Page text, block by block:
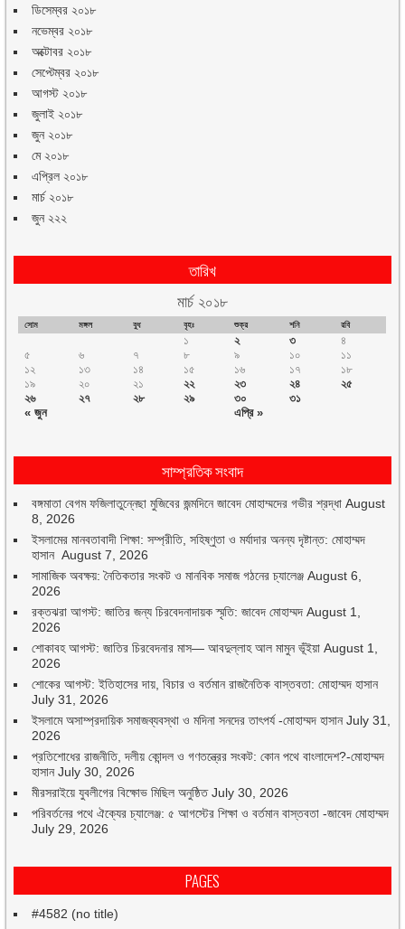
ডিসেম্বর ২০১৮
নভেম্বর ২০১৮
অক্টোবর ২০১৮
সেপ্টেম্বর ২০১৮
আগস্ট ২০১৮
জুলাই ২০১৮
জুন ২০১৮
মে ২০১৮
এপ্রিল ২০১৮
মার্চ ২০১৮
জুন ২২২
তারিখ
মার্চ ২০১৮
সোম মঙ্গল বুধ বৃহঃ শুক্র শনি রবি
« জুন এপ্রি »
১ ২ ৩
৪
৫
৬ ৭ ৮ ৯ ১০
১১
১২
১৩ ১৪ ১৫ ১৬ ১৭
১৮
১৯
২০ ২১ ২২ ২৩ ২৪
২৫
২৬
২৭ ২৮ ২৯ ৩০ ৩১
সাম্প্রতিক সংবাদ
বঙ্গমাতা বেগম ফজিলাতুন্নেছা মুজিবের জন্মদিনে জাবেদ মোহাম্মদের গভীর শ্রদ্ধা August
8, 2026
ইসলামের মানবতাবাদী শিক্ষা: সম্প্রীতি, সহিষ্ণুতা ও মর্যাদার অনন্য দৃষ্টান্ত: মোহাম্মদ
হাসান August 7, 2026
সামাজিক অবক্ষয়: নৈতিকতার সংকট ও মানবিক সমাজ গঠনের চ্যালেঞ্জ August 6,
2026
রক্তঝরা আগস্ট: জাতির জন্য চিরবেদনাদায়ক স্মৃতি: জাবেদ মোহাম্মদ August 1,
2026
শোকাবহ আগস্ট: জাতির চিরবেদনার মাস— আবদুল্লাহ আল মামুন ভূঁইয়া August 1,
2026
শোকের আগস্ট: ইতিহাসের দায়, বিচার ও বর্তমান রাজনৈতিক বাস্তবতা: মোহাম্মদ হাসান
July 31, 2026
ইসলামে অসাম্প্রদায়িক সমাজব্যবস্থা ও মদিনা সনদের তাৎপর্য -মোহাম্মদ হাসান July 31,
2026
প্রতিশোধের রাজনীতি, দলীয় কোন্দল ও গণতন্ত্রের সংকট: কোন পথে বাংলাদেশ?-মোহাম্মদ
হাসান July 30, 2026
মীরসরাইয়ে যুবলীগের বিক্ষোভ মিছিল অনুষ্ঠিত July 30, 2026
পরিবর্তনের পথে ঐক্যের চ্যালেঞ্জ: ৫ আগস্টের শিক্ষা ও বর্তমান বাস্তবতা -জাবেদ মোহাম্মদ
July 29, 2026
PAGES
#4582 (no title)